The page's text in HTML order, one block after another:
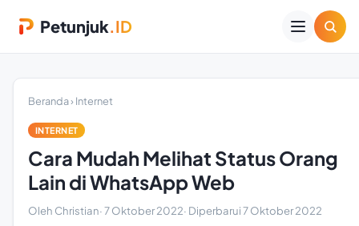
Petunjuk.ID
Beranda›Internet
INTERNET
Cara Mudah Melihat Status Orang
Lain di WhatsApp Web
Oleh Christian·7 Oktober 2022· Diperbarui7 Oktober 2022